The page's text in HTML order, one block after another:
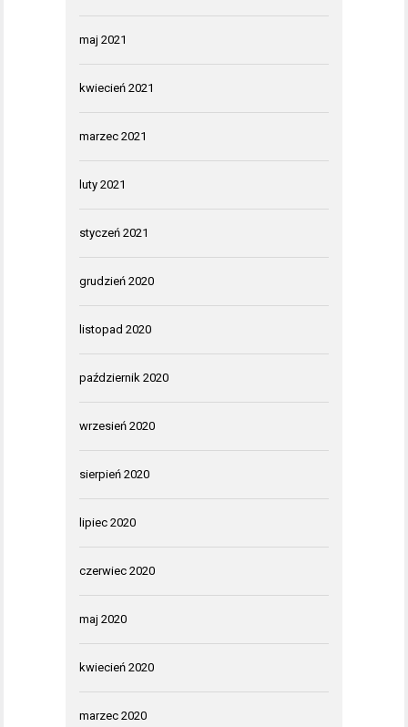
maj 2021
kwiecień 2021
marzec 2021
luty 2021
styczeń 2021
grudzień 2020
listopad 2020
październik 2020
wrzesień 2020
sierpień 2020
lipiec 2020
czerwiec 2020
maj 2020
kwiecień 2020
marzec 2020